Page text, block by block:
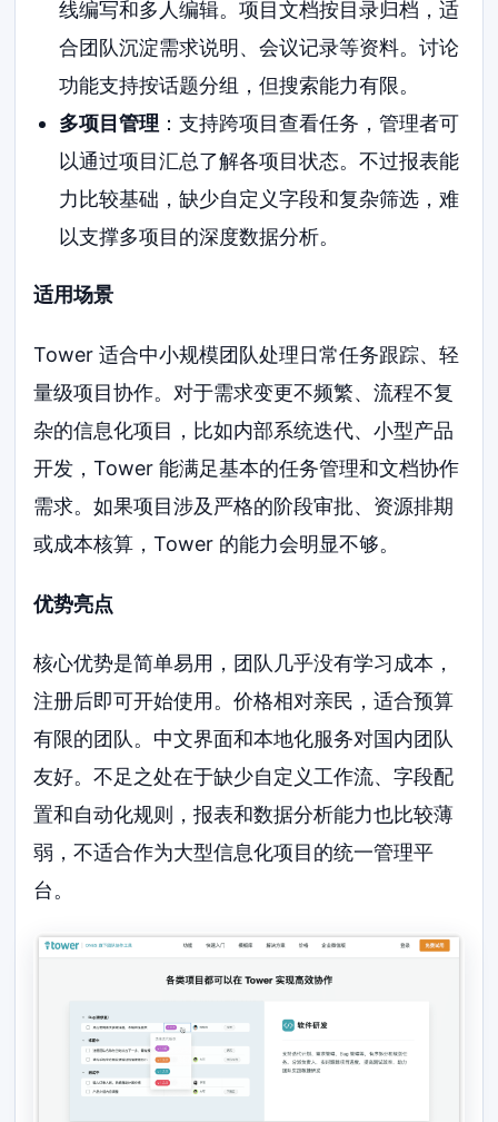
线编写和多人编辑。项目文档按目录归档，适
合团队沉淀需求说明、会议记录等资料。讨论
功能支持按话题分组，但搜索能力有限。
多项目管理 ：支持跨项目查看任务，管理者可
以通过项目汇总了解各项目状态。不过报表能
力比较基础，缺少自定义字段和复杂筛选，难
以支撑多项目的深度数据分析。
适用场景
Tower 适合中小规模团队处理日常任务跟踪、轻
量级项目协作。对于需求变更不频繁、流程不复
杂的信息化项目，比如内部系统迭代、小型产品
开发，Tower 能满足基本的任务管理和文档协作
需求。如果项目涉及严格的阶段审批、资源排期
或成本核算，Tower 的能力会明显不够。
优势亮点
核心优势是简单易用，团队几乎没有学习成本，
注册后即可开始使用。价格相对亲民，适合预算
有限的团队。中文界面和本地化服务对国内团队
友好。不足之处在于缺少自定义工作流、字段配
置和自动化规则，报表和数据分析能力也比较薄
弱，不适合作为大型信息化项目的统一管理平
台。